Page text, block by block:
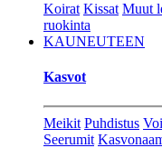
Koirat Kissat Muut
ruokinta
KAUNEUTEEN
Kasvot
Meikit Puhdistus
Seerumit